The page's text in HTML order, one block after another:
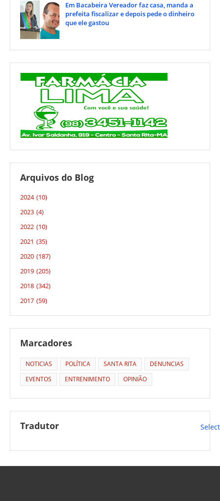
Em Bacabeira Vereador faz casa, manda a
prefeita fiscalizar e depois pede o dinheiro
que ele gastou
Arquivos do Blog
2024 (10)
2023 (4)
2022 (10)
2021 (35)
2020 (187)
2019 (205)
2018 (342)
2017 (59)
Marcadores
NOTICIAS POLÍTICA SANTA RITA
DENUNCIAS
EVENTOS
ENTRENIMENTO OPINIÃO
Tradutor